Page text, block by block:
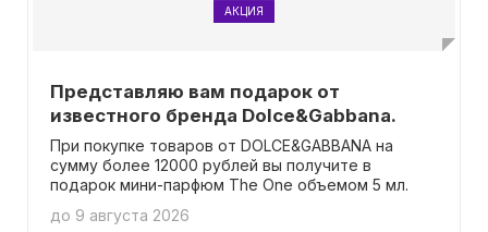
АКЦИЯ
Представляю вам подарок от
известного бренда Dolce&Gabbana.
При покупке товаров от DOLCE&GABBANA на
сумму более 12000 рублей вы получите в
подарок мини-парфюм The One объемом 5 мл.
до 9 августа 2026